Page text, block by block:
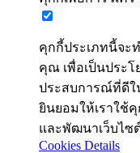
คุกกี้ประเภทนี้จะ
คุณ เพื่อเป็นประ
ประสบการณ์ที่ดีใ
ยินยอมให้เราใช้
และพัฒนาเว็บไซ
Cookies Details